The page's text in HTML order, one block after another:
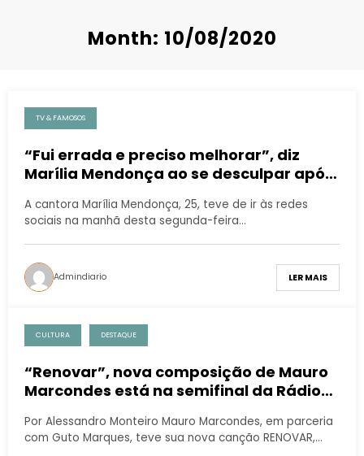
Month: 10/08/2020
TV & FAMOSOS
“Fui errada e preciso melhorar”, diz
Marília Mendonça ao se desculpar após
A cantora Marília Mendonça, 25, teve de ir às redes
sociais na manhã desta segunda-feira…
Admindiario LER MAIS
CULTURA DESTAQUE
“Renovar”, nova composição de Mauro
Marcondes está na semifinal da Rádio
Por Alessandro Monteiro Mauro Marcondes, em parceria
com Guto Marques, teve sua nova canção RENOVAR,…